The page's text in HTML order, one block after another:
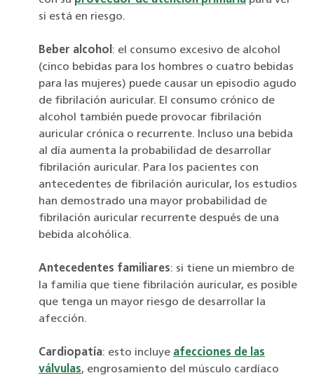
si está en riesgo.
Beber alcohol: el consumo excesivo de alcohol
(cinco bebidas para los hombres o cuatro bebidas
para las mujeres) puede causar un episodio agudo
de fibrilación auricular. El consumo crónico de
alcohol también puede provocar fibrilación
auricular crónica o recurrente. Incluso una bebida
al día aumenta la probabilidad de desarrollar
fibrilación auricular. Para los pacientes con
antecedentes de fibrilación auricular, los estudios
han demostrado una mayor probabilidad de
fibrilación auricular recurrente después de una
bebida alcohólica.
Antecedentes familiares: si tiene un miembro de
la familia que tiene fibrilación auricular, es posible
que tenga un mayor riesgo de desarrollar la
afección.
Cardiopatía: esto incluye afecciones de las
válvulas, engrosamiento del músculo cardíaco